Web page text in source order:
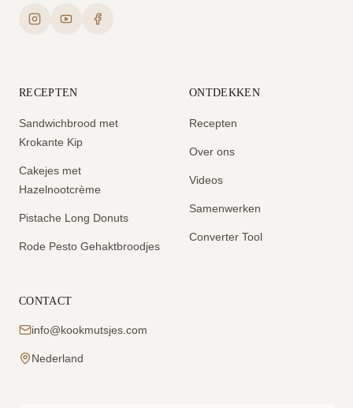
RECEPTEN
Sandwichbrood met
Krokante Kip
Cakejes met
Hazelnootcrème
Pistache Long Donuts
Rode Pesto Gehaktbroodjes
ONTDEKKEN
Recepten
Over ons
Videos
Samenwerken
Converter Tool
CONTACT
info@kookmutsjes.com
Nederland